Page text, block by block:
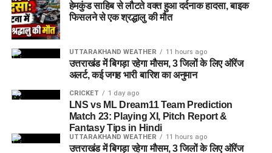
हेमकुंड साहिब से लौटते वक्त हुआ दर्दनाक हादसा, बाइक
फिसलने से एक श्रद्धालु की मौत
UTTARAKHAND WEATHER 11 hours ago
उत्तराखंड में बिगड़ा रहेगा मौसम, 3 जिलों के लिए ऑरेंज
अलर्ट, कई जगह भारी बारिश का अनुमान
CRICKET 1 day ago
LNS vs ML Dream11 Team Prediction
Match 23: Playing XI, Pitch Report &
Fantasy Tips in Hindi
UTTARAKHAND WEATHER 11 hours ago
उत्तराखंड में बिगड़ा रहेगा मौसम, 3 जिलों के लिए ऑरेंज